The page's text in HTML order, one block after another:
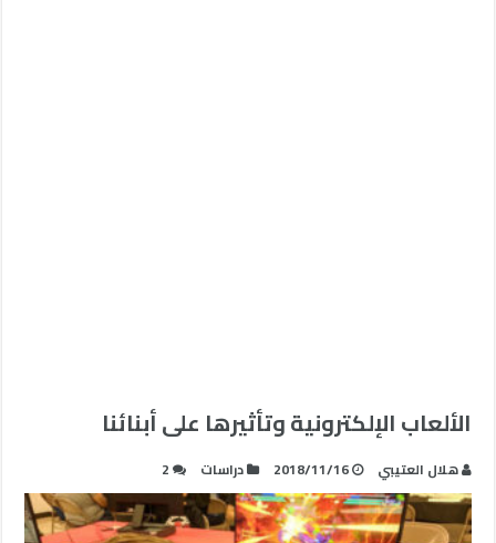
الألعاب الإلكترونية وتأثيرها على أبنائنا
هلال العتيبي 2018/11/16 دراسات 2